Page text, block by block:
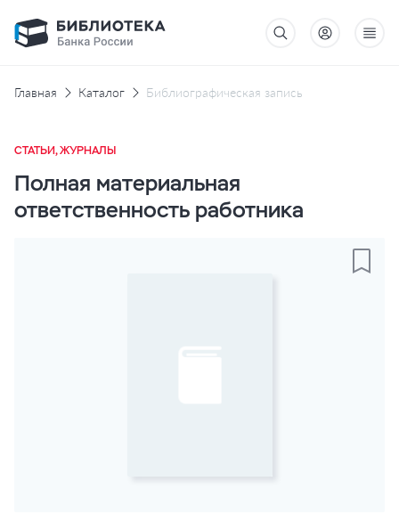
Главная Каталог Библиографическая запись
СТАТЬИ, ЖУРНАЛЫ
Полная материальная
ответственность работника